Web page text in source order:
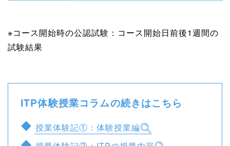
※コース開始時の公認試験：コース開始日前後1週間の
試験結果
ITP体験授業コラムの続きはこちら
授業体験記①：体験授業編